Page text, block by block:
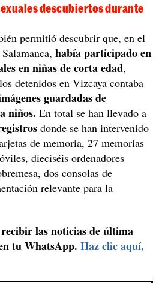
descubiertos durante
permitió descubrir que, en el
había participado en
en niñas de corta edad,
detenidos en Vizcaya contaba
guardadas de
niños. En total se han llevado a
donde se han intervenido
de memoria, 27 memorias
dieciséis ordenadores
dos consolas de
relevante para la
las noticias de última
tu WhatsApp. Haz clic aquí,